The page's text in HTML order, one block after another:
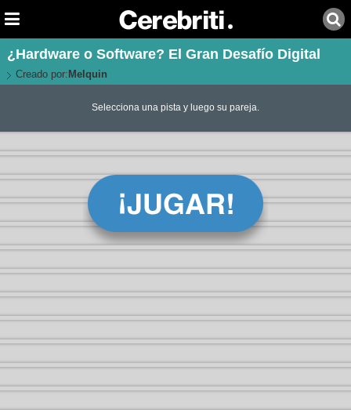
¿Hardware o Software? El Gran Desafío Digital
Creado por: Melquin
Selecciona una pista y luego su pareja.